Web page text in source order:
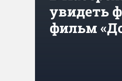
увидеть
фильм